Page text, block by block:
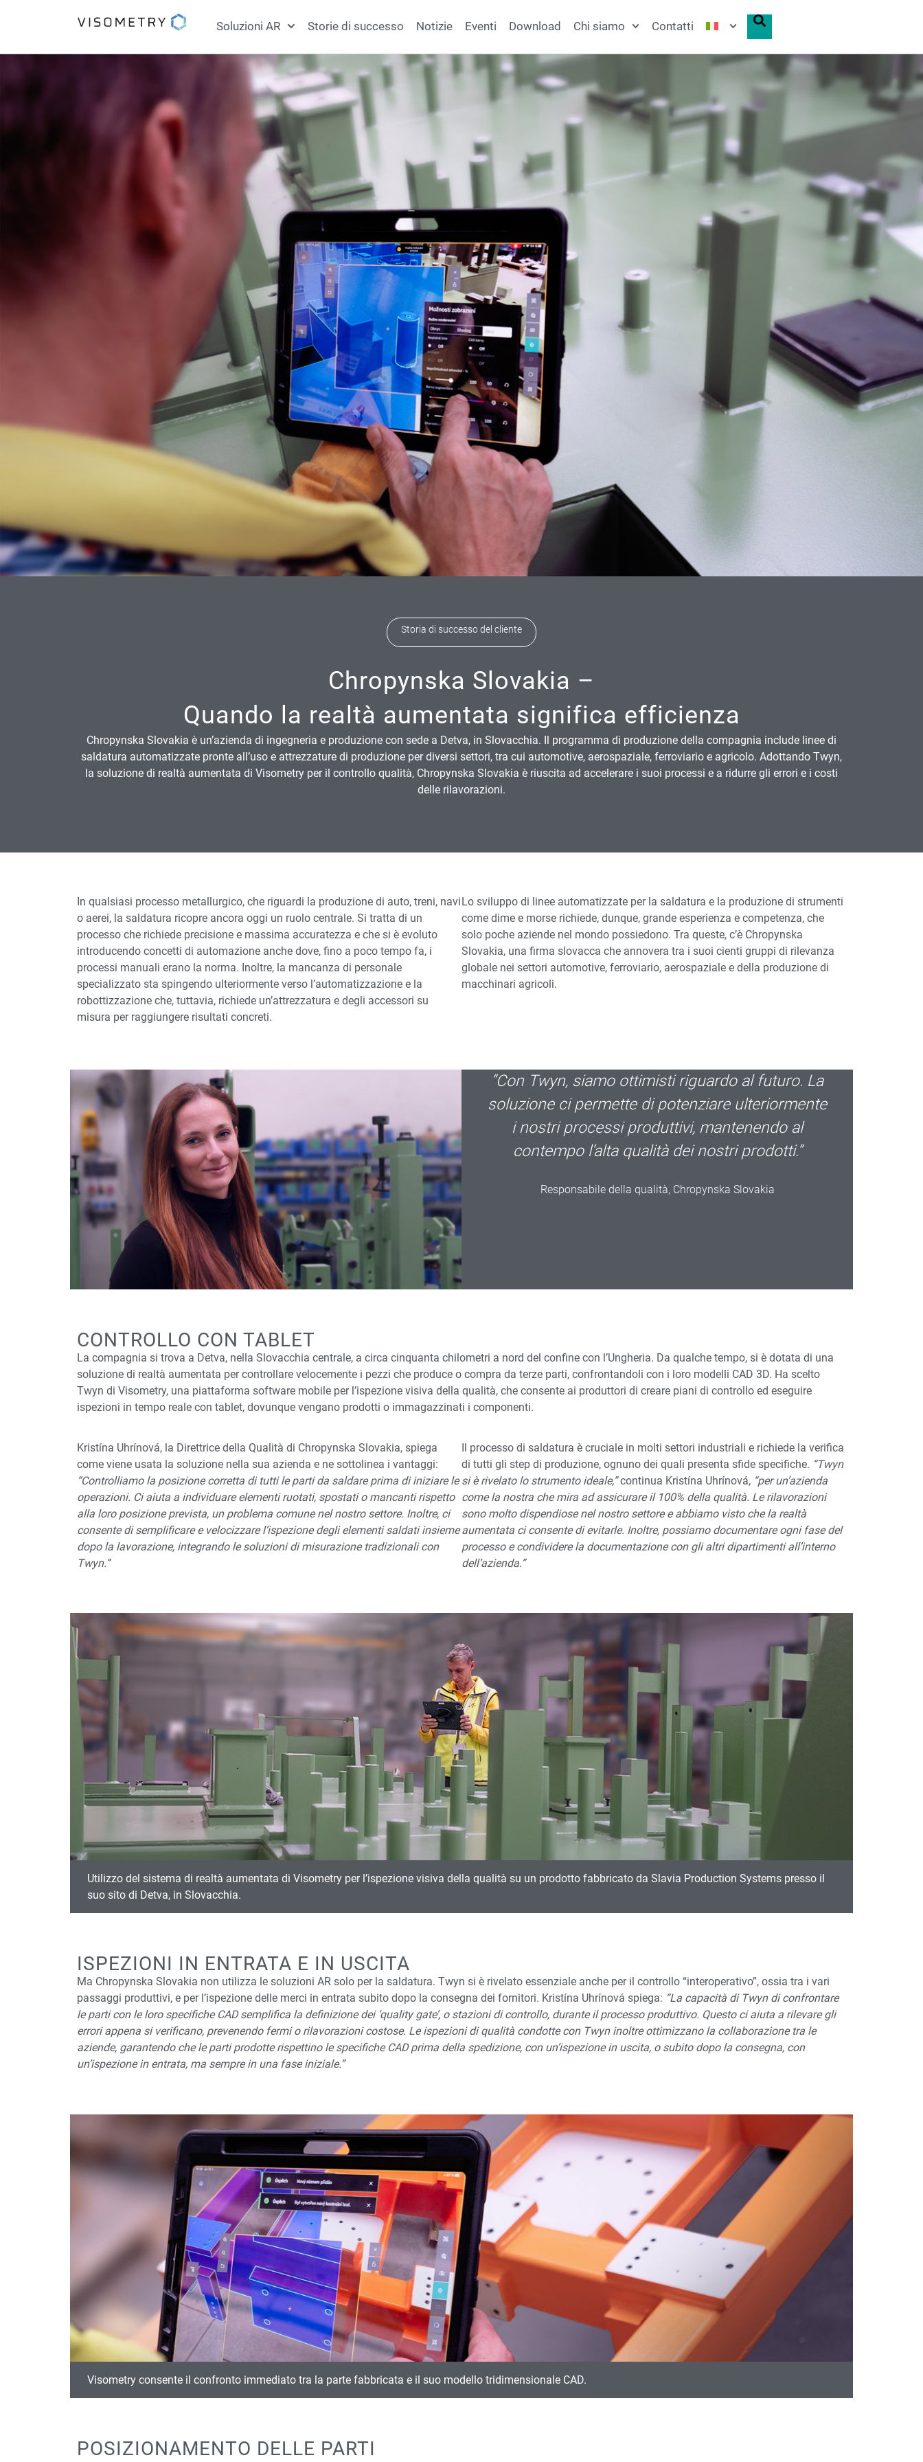
Soluzioni AR Storie di successo Notizie Eventi Download Chi siamo Contatti
Storia di successo del cliente
Chropynska Slovakia –
Quando la realtà aumentata significa efficienza
Chropynska Slovakia è un’azienda di ingegneria e produzione con sede a Detva, in Slovacchia. Il programma di produzione della compagnia include linee di
saldatura automatizzate pronte all’uso e attrezzature di produzione per diversi settori, tra cui automotive, aerospaziale, ferroviario e agricolo. Adottando Twyn,
la soluzione di realtà aumentata di Visometry per il controllo qualità, Chropynska Slovakia è riuscita ad accelerare i suoi processi e a ridurre gli errori e i costi
delle rilavorazioni.
In qualsiasi processo metallurgico, che riguardi la produzione di auto, treni, navi
o aerei, la saldatura ricopre ancora oggi un ruolo centrale. Si tratta di un
processo che richiede precisione e massima accuratezza e che si è evoluto
introducendo concetti di automazione anche dove, fino a poco tempo fa, i
processi manuali erano la norma. Inoltre, la mancanza di personale
specializzato sta spingendo ulteriormente verso l’automatizzazione e la
robottizzazione che, tuttavia, richiede un’attrezzatura e degli accessori su
misura per raggiungere risultati concreti.
Lo sviluppo di linee automatizzate per la saldatura e la produzione di strumenti
come dime e morse richiede, dunque, grande esperienza e competenza, che
solo poche aziende nel mondo possiedono. Tra queste, c’è Chropynska
Slovakia, una firma slovacca che annovera tra i suoi cienti gruppi di rilevanza
globale nei settori automotive, ferroviario, aerospaziale e della produzione di
macchinari agricoli.
“Con Twyn, siamo ottimisti riguardo al futuro. La
soluzione ci permette di potenziare ulteriormente
i nostri processi produttivi, mantenendo al
contempo l’alta qualità dei nostri prodotti.”
Responsabile della qualità, Chropynska Slovakia
CONTROLLO CON TABLET
La compagnia si trova a Detva, nella Slovacchia centrale, a circa cinquanta chilometri a nord del confine con l’Ungheria. Da qualche tempo, si è dotata di una
soluzione di realtà aumentata per controllare velocemente i pezzi che produce o compra da terze parti, confrontandoli con i loro modelli CAD 3D. Ha scelto
Twyn di Visometry, una piattaforma software mobile per l’ispezione visiva della qualità, che consente ai produttori di creare piani di controllo ed eseguire
ispezioni in tempo reale con tablet, dovunque vengano prodotti o immagazzinati i componenti.
Kristína Uhrínová, la Direttrice della Qualità di Chropynska Slovakia, spiega
come viene usata la soluzione nella sua azienda e ne sottolinea i vantaggi:
“Controlliamo la posizione corretta di tutti le parti da saldare prima di iniziare le
operazioni. Ci aiuta a individuare elementi ruotati, spostati o mancanti rispetto
alla loro posizione prevista, un problema comune nel nostro settore. Inoltre, ci
consente di semplificare e velocizzare l’ispezione degli elementi saldati insieme
dopo la lavorazione, integrando le soluzioni di misurazione tradizionali con
Twyn.”
Il processo di saldatura è cruciale in molti settori industriali e richiede la verifica
di tutti gli step di produzione, ognuno dei quali presenta sfide specifiche. “Twyn
si è rivelato lo strumento ideale,”continua Kristína Uhrínová, “per un’azienda
come la nostra che mira ad assicurare il 100% della qualità. Le rilavorazioni
sono molto dispendiose nel nostro settore e abbiamo visto che la realtà
aumentata ci consente di evitarle. Inoltre, possiamo documentare ogni fase del
processo e condividere la documentazione con gli altri dipartimenti all’interno
dell’azienda.”
Utilizzo del sistema di realtà aumentata di Visometry per l’ispezione visiva della qualità su un prodotto fabbricato da Slavia Production Systems presso il
suo sito di Detva, in Slovacchia.
ISPEZIONI IN ENTRATA E IN USCITA
Ma Chropynska Slovakia non utilizza le soluzioni AR solo per la saldatura. Twyn si è rivelato essenziale anche per il controllo “interoperativo”, ossia tra i vari
passaggi produttivi, e per l’ispezione delle merci in entrata subito dopo la consegna dei fornitori. Kristína Uhrínová spiega: “La capacità di Twyn di confrontare
le parti con le loro specifiche CAD semplifica la definizione dei ‘quality gate’, o stazioni di controllo, durante il processo produttivo. Questo ci aiuta a rilevare gli
errori appena si verificano, prevenendo fermi o rilavorazioni costose. Le ispezioni di qualità condotte con Twyn inoltre ottimizzano la collaborazione tra le
aziende, garantendo che le parti prodotte rispettino le specifiche CAD prima della spedizione, con un’ispezione in uscita, o subito dopo la consegna, con
un’ispezione in entrata, ma sempre in una fase iniziale.”
Visometry consente il confronto immediato tra la parte fabbricata e il suo modello tridimensionale CAD.
POSIZIONAMENTO DELLE PARTI